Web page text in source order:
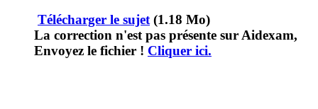
Télécharger le sujet (1.18 Mo)
La correction n'est pas présente sur Aidexam,
Envoyez le fichier ! Cliquer ici.